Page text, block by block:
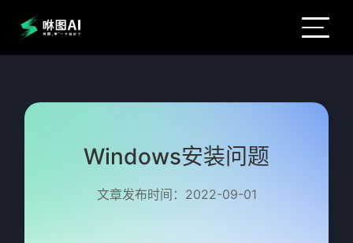
Windows安装问题
文章发布时间：2022-09-01